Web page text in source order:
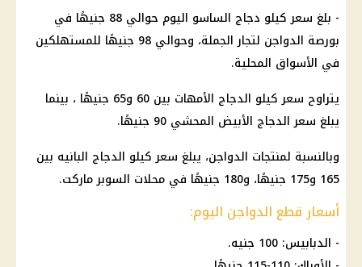
- بلغ سعر كيلو دجاج الساسو اليوم حوالي 88 جنيهًا في
بورصة الدواجن لتجار الجملة، وحوالي 98 جنيهًا للمستهلكين
في الأسواق المحلية.
يتراوح سعر كيلو الدجاج الأمهات بين 60 و65 جنيهًا ، بينما
يبلغ سعر الدجاج الأبيض المحشي 90 جنيهًا.
وبالنسبة لمنتجات الدواجن، يبلغ سعر كيلو الدجاج البانيه بين
165 و175 جنيهًا، و180 جنيهًا في محلات السوبر ماركت.
أسعار قطع الدواجن اليوم:
- الدبابيس: 100 جنيه.